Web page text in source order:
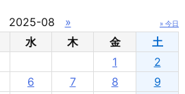
2025-08 » » 今日
水 木 金
土
1
2
6 7 8
9